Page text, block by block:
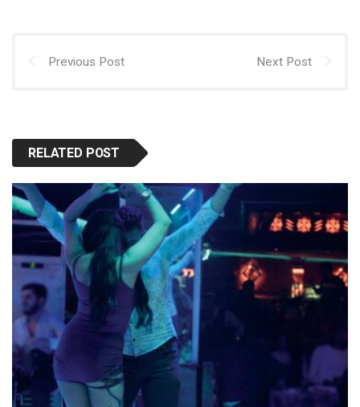
Previous Post Next Post
RELATED POST